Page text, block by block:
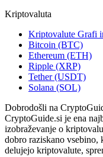
Kriptovaluta
Kriptovalute Grafi
Bitcoin (BTC)
Ethereum (ETH)
Ripple (XRP)
Tether (USDT)
Solana (SOL)
Dobrodošli na
CryptoGuide.si je ena
izobraževanje o
dobro raziskano vsebino,
delujejo kriptovalute,